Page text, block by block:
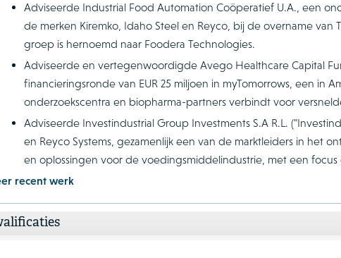
Adviseerde Industrial Food Automation Coöperatief U.A., een
de merken Kiremko, Idaho Steel en Reyco, bij de overname
groep is hernoemd naar Foodera Technologies.
Adviseerde en vertegenwoordigde Avego Healthcare Capital
financieringsronde van EUR 25 miljoen in myTomorrows, een
onderzoekscentra en biopharma-partners verbindt voor
Adviseerde Investindustrial Group Investments S.A R.L.
en Reyco Systems, gezamenlijk een van de marktleiders in het
en oplossingen voor de voedingsmiddelindustrie, met een
recent werk